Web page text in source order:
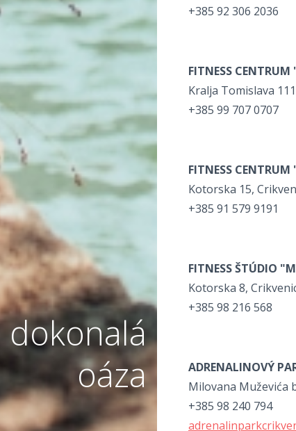
+385 92 306 2036
FITNESS CENTRUM
Kralja Tomislava
+385 99 707 0707
FITNESS
Kotorska 15,
+385 91 579 9191
FITNESS ŠTÚDIO
Kotorska 8,
+385 98 216 568
ADRENALINOVÝ
Milovana Muževića
+385 98 240 794
dokonalá
oáza